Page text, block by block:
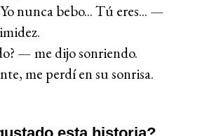
nunca bebo... Tú eres... —
— me dijo sonriendo.
me perdí en su sonrisa.